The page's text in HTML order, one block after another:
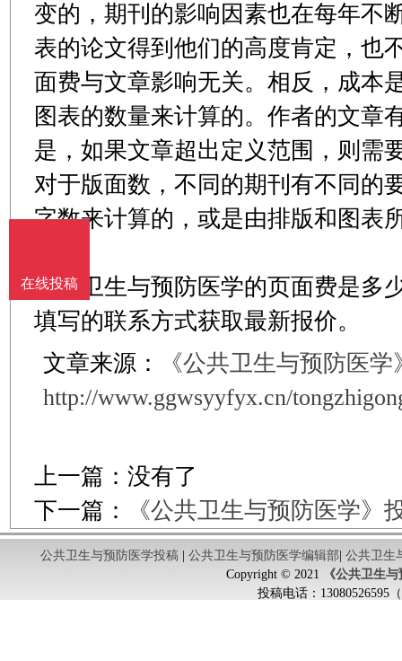
变的，期刊的影响因素也在每年不
表的论文得到他们的高度肯定，也
面费与文章影响无关。相反，成本
图表的数量来计算的。作者的文章
是，如果文章超出定义范围，则需
对于版面数，不同的期刊有不同的
字数来计算的，或是由排版和图表
公共卫生与预防医学的页面费是多
填写的联系方式获取最新报价。
文章来源：
《公共卫生与预防医学
http://www.ggwsyyfyx.cn/
上一篇：没有了
下一篇：
《公共卫生与预防医学》
公共卫生与预防医学投稿 |公共卫生与预防医学编辑部 |公共卫生
Copyright © 2021
《公共卫生
投稿电话： 13080526595
在线投稿